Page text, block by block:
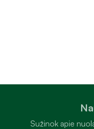
Sužinok apie